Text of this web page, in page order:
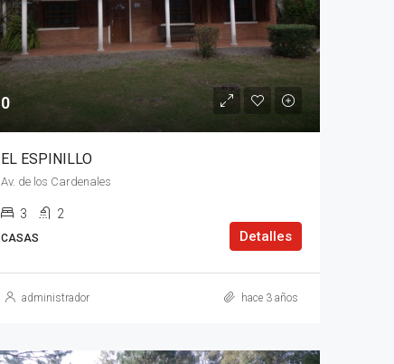
0
EL ESPINILLO
Av. de los Cardenales
3 2
CASAS Detalles
administrador hace 3 años